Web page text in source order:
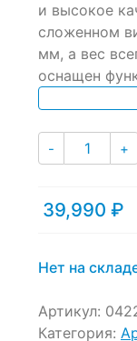
customer
ratings
и высокое
сложенном
мм, а вес
оснащен
- +
39,990 ₽
Нет на
Артикул:
Категория: